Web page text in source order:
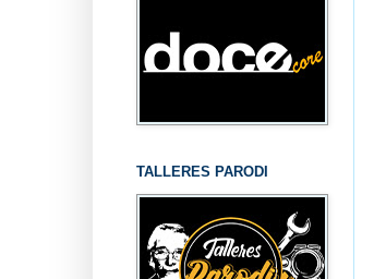
TALLERES PARODI